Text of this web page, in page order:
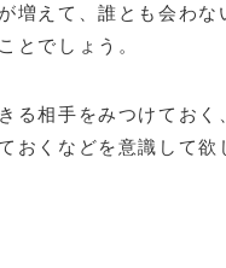
増えて、誰とも会わな
とでしょう。
る相手をみつけておく
おくなどを意識して欲